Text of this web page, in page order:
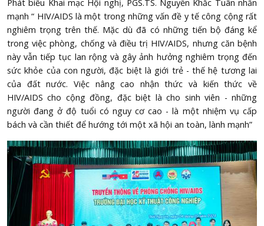
Phát biểu Khai mạc Hội nghị, PGS.TS. Nguyễn Khắc Tuân nhấn
mạnh “ HIV/AIDS là một trong những vấn đề y tế công cộng rất
nghiêm trọng trên thế. Mặc dù đã có những tiến bộ đáng kể
trong việc phòng, chống và điều trị HIV/AIDS, nhưng căn bệnh
này vẫn tiếp tục lan rộng và gây ảnh hưởng nghiêm trọng đến
sức khỏe của con người, đặc biệt là giới trẻ - thế hệ tương lai
của đất nước. Việc nâng cao nhận thức và kiến thức về
HIV/AIDS cho cộng đồng, đặc biệt là cho sinh viên - những
người đang ở độ tuổi có nguy cơ cao - là một nhiệm vụ cấp
bách và cần thiết để hướng tới một xã hội an toàn, lành mạnh”